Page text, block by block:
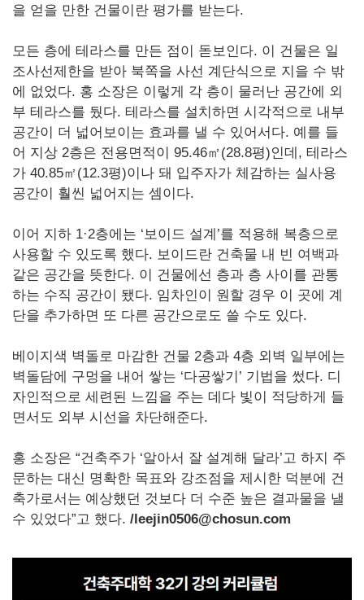
을 얻을 만한 건물이란 평가를 받는다.
모든 층에 테라스를 만든 점이 돋보인다. 이 건물은 일
조사선제한을 받아 북쪽을 사선 계단식으로 지을 수 밖
에 없었다. 홍 소장은 이렇게 각 층이 물러난 공간에 외
부 테라스를 뒀다. 테라스를 설치하면 시각적으로 내부
공간이 더 넓어보이는 효과를 낼 수 있어서다. 예를 들
어 지상 2층은 전용면적이 95.46㎡(28.8평)인데, 테라스
가 40.85㎡(12.3평)이나 돼 입주자가 체감하는 실사용
공간이 훨씬 넓어지는 셈이다.
이어 지하 1·2층에는 ‘보이드 설계’를 적용해 복층으로
사용할 수 있도록 했다. 보이드란 건축물 내 빈 여백과
같은 공간을 뜻한다. 이 건물에선 층과 층 사이를 관통
하는 수직 공간이 됐다. 임차인이 원할 경우 이 곳에 계
단을 추가하면 또 다른 공간으로도 쓸 수도 있다.
베이지색 벽돌로 마감한 건물 2층과 4층 외벽 일부에는
벽돌담에 구멍을 내어 쌓는 ‘다공쌓기’ 기법을 썼다. 디
자인적으로 세련된 느낌을 주는 데다 빛이 적당하게 들
면서도 외부 시선을 차단해준다.
홍 소장은 “건축주가 ‘알아서 잘 설계해 달라’고 하지 주
문하는 대신 명확한 목표와 강조점을 제시한 덕분에 건
축가로서는 예상했던 것보다 더 수준 높은 결과물을 낼
수 있었다”고 했다. /leejin0506@chosun.com